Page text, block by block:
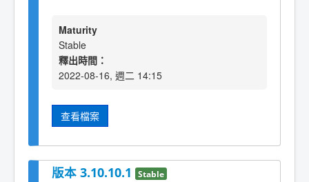
Maturity
Stable
釋出時間：
2022-08-16, 週二 14:15
查看檔案
版本 3.10.10.1 Stable